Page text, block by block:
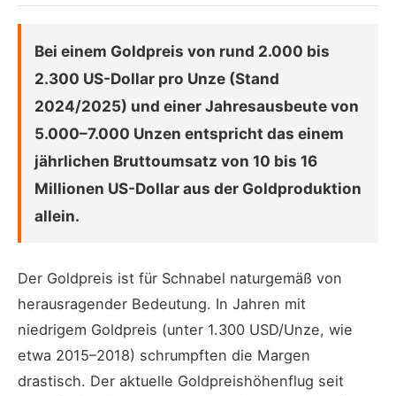
Bei einem Goldpreis von rund 2.000 bis
2.300 US-Dollar pro Unze (Stand
2024/2025) und einer Jahresausbeute von
5.000–7.000 Unzen entspricht das einem
jährlichen Bruttoumsatz von 10 bis 16
Millionen US-Dollar aus der Goldproduktion
allein.
Der Goldpreis ist für Schnabel naturgemäß von
herausragender Bedeutung. In Jahren mit
niedrigem Goldpreis (unter 1.300 USD/Unze, wie
etwa 2015–2018) schrumpften die Margen
drastisch. Der aktuelle Goldpreishöhenflug seit